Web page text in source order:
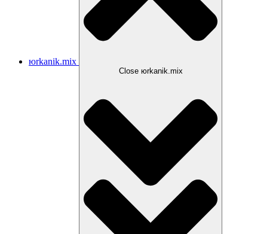
юrkanik.mix
Close юrkanik.mix